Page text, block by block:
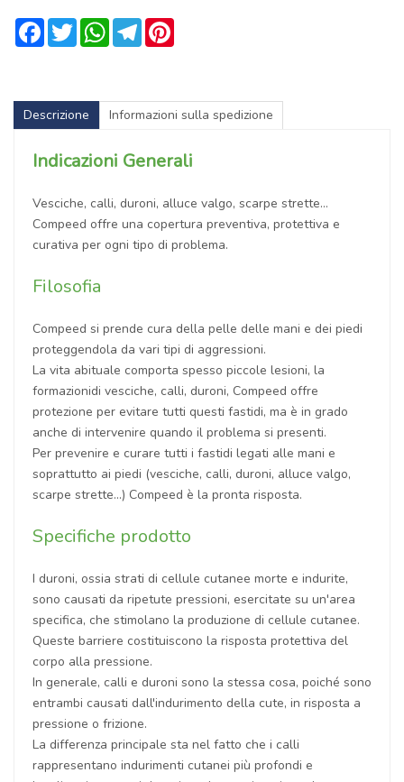
FacebookTwitter WhatsApp
Telegram
Descrizione Informazioni sulla spedizione
Indicazioni Generali
Vesciche, calli, duroni, alluce valgo, scarpe strette
Compeed offre una copertura preventiva, protettiva e
curativa per ogni tipo di problema.
Filosofia
Compeed si prende cura della pelle delle mani e dei piedi
proteggendola da vari tipi di aggressioni.
La vita abituale comporta spesso piccole lesioni, la
formazionidi vesciche, calli, duroni, Compeed offre
protezione per evitare tutti questi fastidi, ma è in grado
anche di intervenire quando il problema si presenti.
Per prevenire e curare tutti i fastidi legati alle mani e
soprattutto ai piedi (vesciche, calli, duroni, alluce valgo,
scarpe strette…) Compeed è la pronta risposta.
Specifiche prodotto
I duroni, ossia strati di cellule cutanee morte e indurite,
sono causati da ripetute pressioni, esercitate su un'area
specifica, che stimolano la produzione di cellule cutanee.
Queste barriere costituiscono la risposta protettiva del
corpo alla pressione.
In generale, calli e duroni sono la stessa cosa, poiché sono
entrambi causati dall'indurimento della cute, in risposta a
pressione o frizione.
La differenza principale sta nel fatto che i calli
rappresentano indurimenti cutanei più profondi e